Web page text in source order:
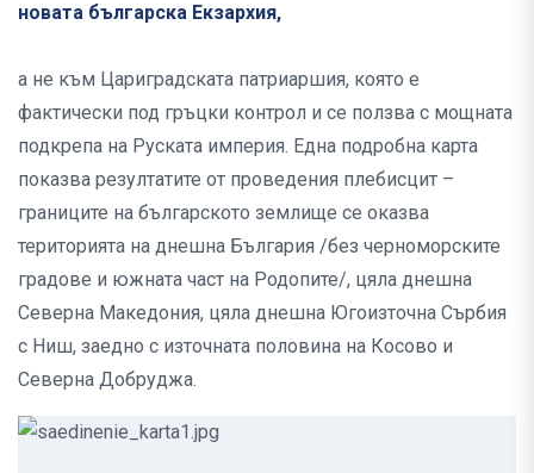
новата българска Екзархия,
а не към Цариградската патриаршия, която е
фактически под гръцки контрол и се ползва с мощната
подкрепа на Руската империя. Една подробна карта
показва резултатите от проведения плебисцит –
границите на българското землище се оказва
територията на днешна България /без черноморските
градове и южната част на Родопите/, цяла днешна
Северна Македония, цяла днешна Югоизточна Сърбия
с Ниш, заедно с източната половина на Косово и
Северна Добруджа.